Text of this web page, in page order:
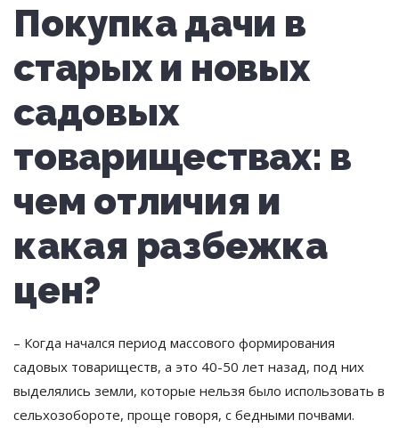
Покупка дачи в
старых и новых
садовых
товариществах: в
чем отличия и
какая разбежка
цен?
– Когда начался период массового формирования
садовых товариществ, а это 40-50 лет назад, под них
выделялись земли, которые нельзя было использовать в
сельхозобороте, проще говоря, с бедными почвами.